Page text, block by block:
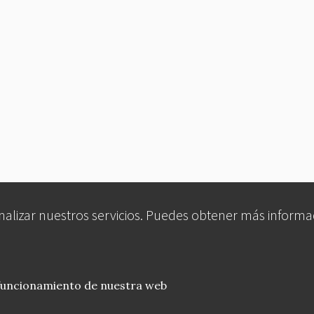
nuestros servicios. Puedes obtener más
de nuestra web